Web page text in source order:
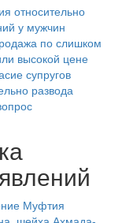
относительно
у мужчин
по слишком
высокой цене
супругов
развода
Муфтия